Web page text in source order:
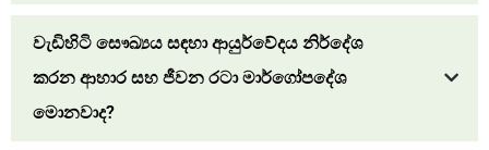
වැඩිහිටි සෞඛ්‍යය සඳහා ආයුර්වේදය නිර්දේශ
කරන ආහාර සහ ජීවන රටා මාර්ගෝපදේශ
මොනවාද?